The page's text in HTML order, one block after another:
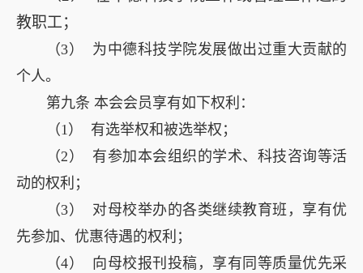
教职工；
（3） 为中德科技学院发展做出过重大贡献的
个人。
第九条 本会会员享有如下权利：
（1） 有选举权和被选举权；
（2） 有参加本会组织的学术、科技咨询等活
动的权利；
（3） 对母校举办的各类继续教育班，享有优
先参加、优惠待遇的权利；
（4） 向母校报刊投稿，享有同等质量优先采